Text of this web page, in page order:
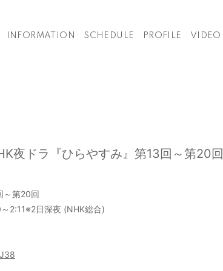
INFORMATION SCHEDULE PROFILE VIDEO
夜ドラ『ひらやすみ』第13回～第20回
～第20回
2:11※2日深夜 (NHK総合)